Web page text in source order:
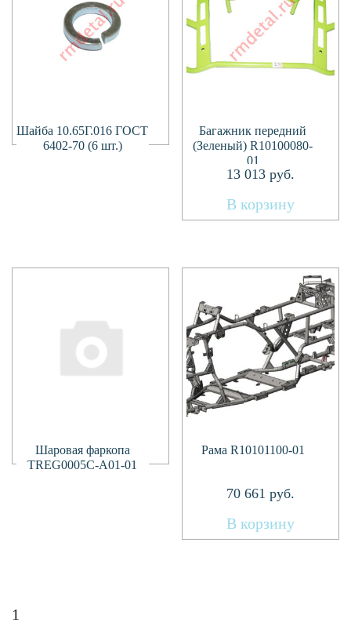
Шайба 10.65Г.016 ГОСТ
6402-70 (6 шт.)
Подробнее
Багажник передний
(Зеленый) R10100080-
01
13 013 руб.
В корзину
Шаровая фаркопа
TREG0005C-A01-01
Подробнее Рама R10101100-01
70 661 руб.
В корзину
1